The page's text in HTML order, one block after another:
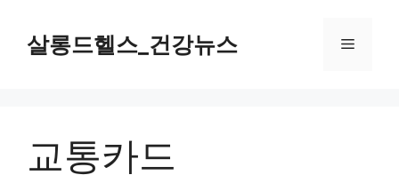
살롱드헬스_건강뉴스 메
교통카드